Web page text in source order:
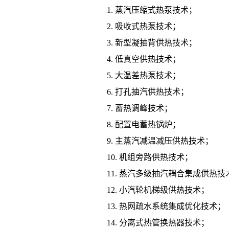
蒸汽压缩式热泵技术；
吸收式热泵技术；
新型凝抽背供热技术；
低真空供热技术；
大温差热泵技术；
打孔抽汽供热技术；
蓄热调峰技术；
配置电蓄热锅炉；
主蒸汽减温减压供热技术；
机组旁路供热技术；
蒸汽多级抽汽耦合集成供热技
小汽轮机梯级供热技术；
热网疏水系统集成优化技术；
分离式热管换热器技术；